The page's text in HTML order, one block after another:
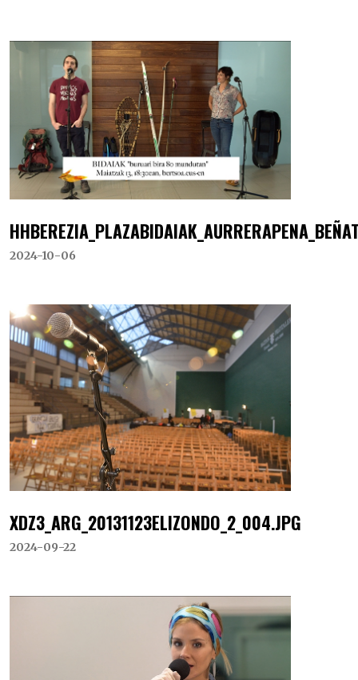
2024-10-06
XDZ3_ARG_20131123ELIZONDO_2_004.JPG
2024-09-22